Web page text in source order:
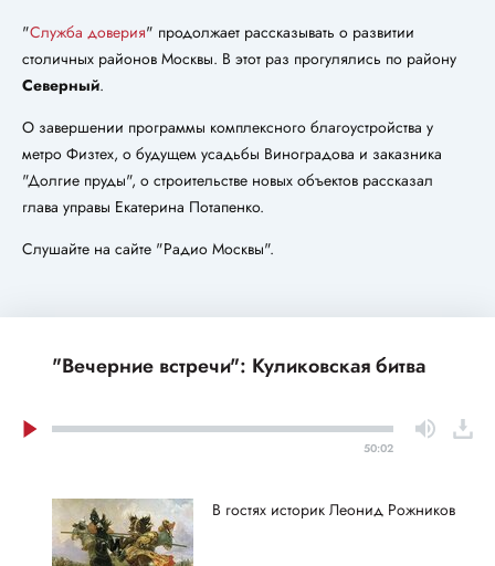
"Служба доверия" продолжает рассказывать о развитии
столичных районов Москвы. В этот раз прогулялись по району
Северный.
О завершении программы комплексного благоустройства у
метро Физтех, о будущем усадьбы Виноградова и заказника
"Долгие пруды", о строительстве новых объектов рассказал
глава управы Екатерина Потапенко.
Слушайте на сайте "Радио Москвы".
"Вечерние встречи": Куликовская битва
50:02
В гостях историк Леонид Рожников